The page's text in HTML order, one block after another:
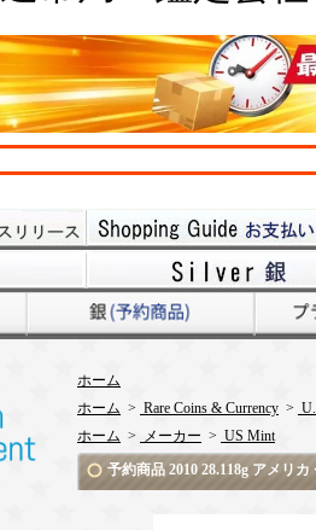
ホーム
ホーム > Rare Coins & Currency >
ホーム > メーカー > US Mint
予約商品 2010 28.118g アメリ